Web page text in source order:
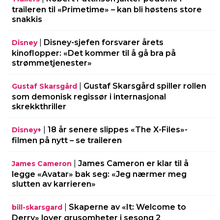
traileren til «Primetime» – kan bli høstens store
snakkis
Disney|
Disney-sjefen forsvarer årets
kinoflopper: «Det kommer til å gå bra på
strømmetjenester»
Gustaf Skarsgård
Gustaf Skarsgård spiller rollen
som demonisk regissør i internasjonal
skrekkthriller
Disney+
18 år senere slippes «The X-Files»-
filmen på nytt – se traileren
James Cameron
James Cameron er klar til å
legge «Avatar» bak seg: «Jeg nærmer meg
slutten av karrieren»
bill-skarsgard
Skaperne av «It: Welcome to
Derry» lover grusomheter i sesong 2